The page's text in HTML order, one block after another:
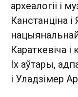
археалогіі і
Канстанціна
Караткевіча і
Іх аўтары,
і Уладзімер